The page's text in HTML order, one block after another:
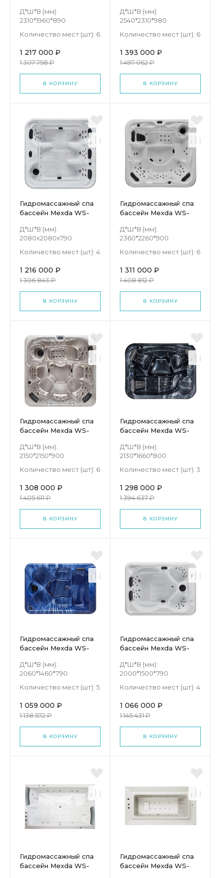
Д*Ш*В (мм):
2310*1960*890
Количество мест (шт): 6
1 217 000 ₽
1 307 758 ₽
В КОРЗИНУ
Д*Ш*В (мм):
2540*2310*980
Количество мест (шт): 6
1 393 000 ₽
1 497 062 ₽
В КОРЗИНУ
Гидромассажный спа
бассейн Mexda WS-
Д*Ш*В (мм):
2080x2080x790
Количество мест (шт): 4
1 216 000 ₽
1 306 843 ₽
В КОРЗИНУ
Гидромассажный спа
бассейн Mexda WS-
Д*Ш*В (мм):
2360*2260*900
Количество мест (шт): 6
1 311 000 ₽
1 408 812 ₽
В КОРЗИНУ
Гидромассажный спа
бассейн Mexda WS-
Д*Ш*В (мм):
2150*2150*900
Количество мест (шт): 6
1 308 000 ₽
1 405 611 ₽
В КОРЗИНУ
Гидромассажный спа
бассейн Mexda WS-
Д*Ш*В (мм):
2130*1660*800
Количество мест (шт): 3
1 298 000 ₽
1 394 637 ₽
В КОРЗИНУ
Гидромассажный спа
бассейн Mexda WS-
Д*Ш*В (мм):
2060*1460*790
Количество мест (шт): 5
1 059 000 ₽
1 138 572 ₽
В КОРЗИНУ
Гидромассажный спа
бассейн Mexda WS-
Д*Ш*В (мм):
2000*1500*790
Количество мест (шт): 4
1 066 000 ₽
1 145 431 ₽
В КОРЗИНУ
Гидромассажный спа
бассейн Mexda WS-
Гидромассажный спа
бассейн Mexda WS-